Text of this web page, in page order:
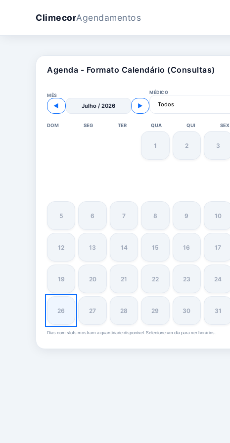
ClimecorAgendamentos
Agenda - Formato Calendário (Consultas)
MÊS
◀ Julho / 2026 ▶
MÉDICO
DOM SEG TER QUA QUI SEX
1 2 3
5 6 7 8 9 10
12 13 14 15 16 17
19 20 21 22 23 24
26 27 28 29 30 31
Dias com slots mostram a quantidade disponível. Selecione um dia para ver horários.